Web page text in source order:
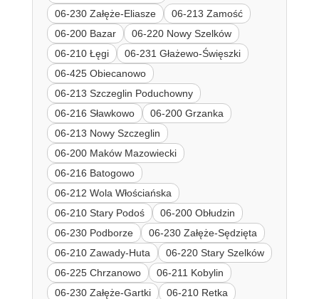
06-230 Załęże-Eliasze
06-213 Zamość
06-200 Bazar
06-220 Nowy Szelków
06-210 Łęgi
06-231 Głażewo-Święszki
06-425 Obiecanowo
06-213 Szczeglin Poduchowny
06-216 Sławkowo
06-200 Grzanka
06-213 Nowy Szczeglin
06-200 Maków Mazowiecki
06-216 Batogowo
06-212 Wola Włościańska
06-210 Stary Podoś
06-200 Obłudzin
06-230 Podborze
06-230 Załęże-Sędzięta
06-210 Zawady-Huta
06-220 Stary Szelków
06-225 Chrzanowo
06-211 Kobylin
06-230 Załęże-Gartki
06-210 Retka